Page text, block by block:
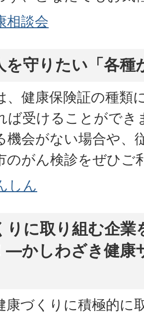
相談会
を守りたい「各種
、健康保険証の種類
ば受けることができ
機会がない場合や、
のがん検診をぜひご
しん
りに取り組む企業
―かしわざき健康
康づくりに積極的に